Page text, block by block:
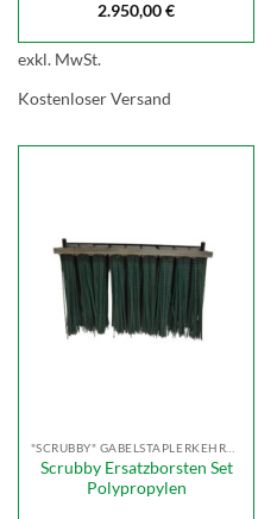
2.950,00€
exkl. MwSt.
Kostenloser Versand
Scrubby Ersatzborsten Set
Polypropylen